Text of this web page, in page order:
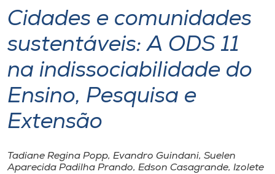
CPA
Biblioteca
Editora
Rádio
Museu
Cidades e comunidades
sustentáveis: A ODS 11
na indissociabilidade do
Ensino, Pesquisa e
Extensão
Tadiane Regina Popp, Evandro Guindani, Suelen
Aparecida Padilha Prando, Edson Casagrande, Izolete